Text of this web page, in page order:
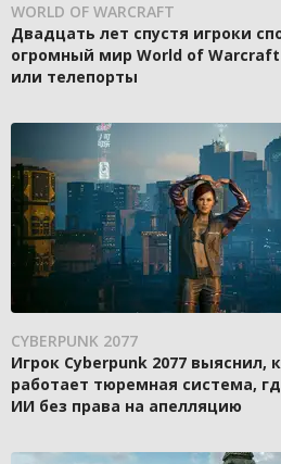
WORLD OF WARCRAFT
Двадцать лет спустя игроки
огромный мир World of
или телепорты
CYBERPUNK 2077
Игрок Cyberpunk 2077 выяснил,
работает тюремная система,
ИИ без права на апелляцию